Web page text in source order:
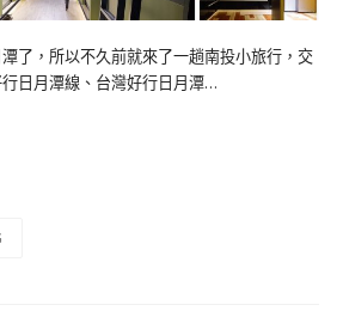
了，所以不久前就來了一趟南投小旅行，交
日月潭線、台灣好行日月潭…